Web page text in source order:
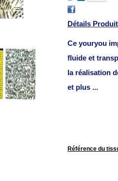
Détails Produit
Ce youryou
fluide et
la réalisation
et plus ...
Référence du